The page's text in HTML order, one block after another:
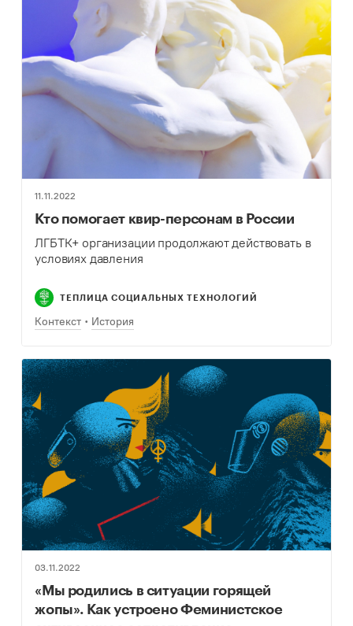
11.11.2022
Кто помогает квир-персонам в России
ЛГБТК+ организации продолжают действовать в
условиях давления
ТЕПЛИЦА СОЦИАЛЬНЫХ ТЕХНОЛОГИЙ
Контекст История
03.11.2022
«Мы родились в ситуации горящей
жопы». Как устроено Феминистское